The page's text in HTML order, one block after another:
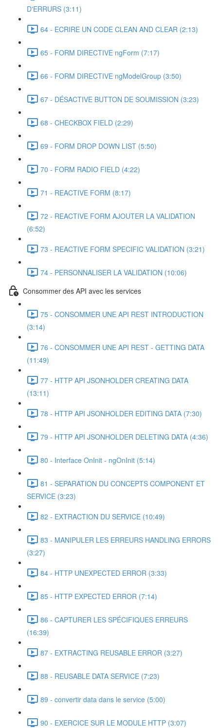
D'ERRURS (3:11)
64 - ECRIRE UN CODE CLEAN AND CLEAR (2:13)
65 - FORM DIRECTIVE ngForm (7:17)
66 - FORM DIRECTIVE ngModelGroup (3:50)
67 - DÉSACTIVE BUTTON DE SOUMISSION (3:23)
68 - CHECKBOX FIELD (2:29)
69 - FORM DROP DOWN LIST (5:50)
70 - FORM RADIO FIELD (4:22)
71 - REACTIVE FORM (8:17)
72 - REACTIVE FORM AJOUTER LA VALIDATION
(6:52)
73 - REACTIVE FORM SPECIFIC VALIDATION (3:21)
74 - PERSONNALISER LA VALIDATION (10:06)
Consommer des API avec les services
75 - CONSOMMER UNE API REST INTRODUCTION
(3:14)
76 - CONSOMMER UNE API REST - GETTING DATA
(11:49)
77 - HTTP API JSONHOLDER CREATING DATA
(13:11)
78 - HTTP API JSONHOLDER EDITING DATA (7:30)
79 - HTTP API JSONHOLDER DELETING DATA (4:36)
80 - Interface OnInit - ngOnInit (5:14)
81 - SEPARATION DU CONCEPTS COMPONENT ET
SERVICE (3:23)
82 - EXTRACTION DU SERVICE (10:49)
83 - MANIPULER LES ERREURS HANDLING ERRORS
(3:27)
84 - HTTP UNEXPECTED ERROR (3:33)
85 - HTTP EXPECTED ERROR (7:14)
86 - CAPTURER LES SPÉCIFIQUES ERREURS
(16:39)
87 - EXTRACTING REUSABLE ERROR (3:27)
88 - REUSABLE DATA SERVICE (7:23)
89 - convertir data dans le service (5:00)
90 - EXERCICE SUR LE MODULE HTTP (3:07)